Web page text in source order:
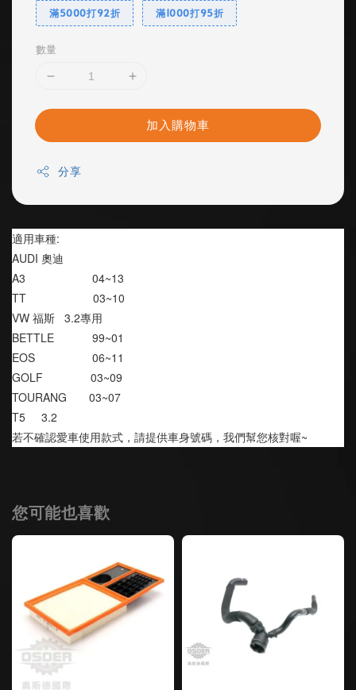
滿5000打92折 滿1000打95折
數量
加入購物車
分享
適用車種:
AUDI 奧迪
A3                     04~13
TT                     03~10
VW 福斯   3.2專用
BETTLE            99~01
EOS                  06~11
GOLF               03~09
TOURANG       03~07
T5     3.2
若不確認愛車使用款式，請提供車身號碼，我們幫您核對喔~
您可能也喜歡